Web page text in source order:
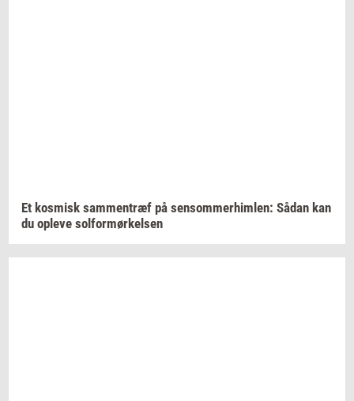
Et kos­misk sam­men­træf på sen­som­mer­him­len: Sådan kan
du op­le­ve sol­for­mør­kel­sen